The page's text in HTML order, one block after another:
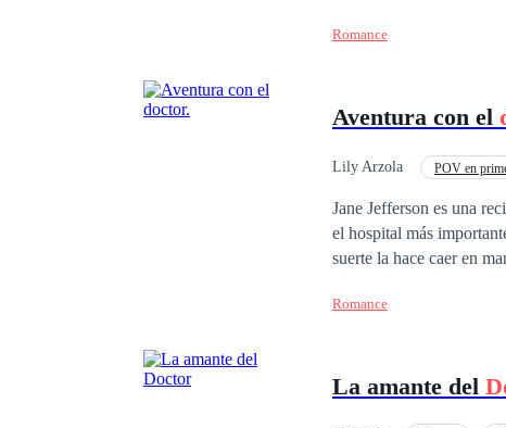
recuperarlo a cualquier
Logan, hasta lograrlo.
relación, aunque el
Romance
Aventura con el
Lily Arzola POV en
Jane Jefferson es una
el hospital más
suerte la hace caer en
más codiciados de la
Romance
La amante del